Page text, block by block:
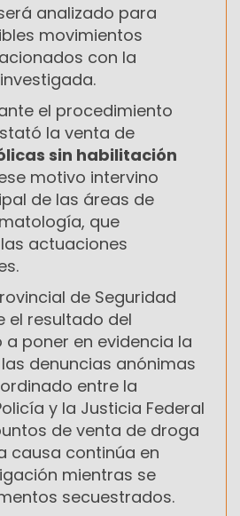
analizado para
movimientos
con la
el procedimiento
la venta de
sin habilitación
motivo intervino
de las áreas de
que
actuaciones
de Seguridad
el resultado del
poner en evidencia la
denuncias anónimas
entre la
y la Justicia Federal
de venta de droga
causa continúa en
mientras se
secuestrados.